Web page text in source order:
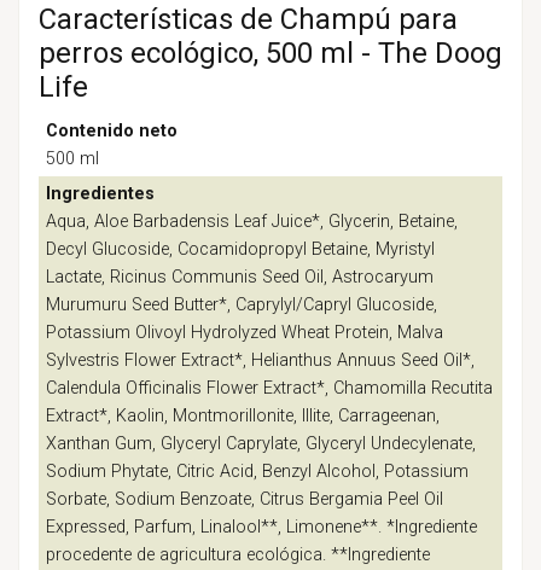
Características de Champú para
perros ecológico, 500 ml - The Doog
Life
Contenido neto
500 ml
Ingredientes
Aqua, Aloe Barbadensis Leaf Juice*, Glycerin, Betaine,
Decyl Glucoside, Cocamidopropyl Betaine, Myristyl
Lactate, Ricinus Communis Seed Oil, Astrocaryum
Murumuru Seed Butter*, Caprylyl/Capryl Glucoside,
Potassium Olivoyl Hydrolyzed Wheat Protein, Malva
Sylvestris Flower Extract*, Helianthus Annuus Seed Oil*,
Calendula Officinalis Flower Extract*, Chamomilla Recutita
Extract*, Kaolin, Montmorillonite, Illite, Carrageenan,
Xanthan Gum, Glyceryl Caprylate, Glyceryl Undecylenate,
Sodium Phytate, Citric Acid, Benzyl Alcohol, Potassium
Sorbate, Sodium Benzoate, Citrus Bergamia Peel Oil
Expressed, Parfum, Linalool**, Limonene**. *Ingrediente
procedente de agricultura ecológica. **Ingrediente